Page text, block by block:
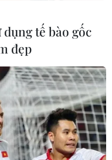
vụ
ma
dụng tế bào gốc
đẹp